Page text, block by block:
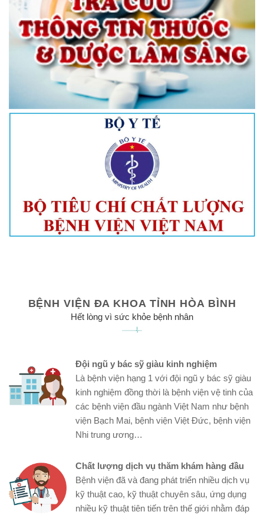
BỆNH VIỆN ĐA KHOA TỈNH HÒA BÌNH
Hết lòng vì sức khỏe bệnh nhân
Đội ngũ y bác sỹ giàu kinh nghiệm
Là bệnh viện hạng 1 với đội ngũ y bác sỹ giàu
kinh nghiệm đồng thời là bệnh viện vệ tinh của
các bệnh viện đầu ngành Việt Nam như bệnh
viện Bạch Mai, bệnh viện Việt Đức, bệnh viện
Nhi trung ương…
Chất lượng dịch vụ thăm khám hàng đầu
Bệnh viện đã và đang phát triển nhiều dịch vụ
kỹ thuật cao, kỹ thuật chuyên sâu, ứng dụng
nhiều kỹ thuật tiên tiến trên thế giới nhằm đáp